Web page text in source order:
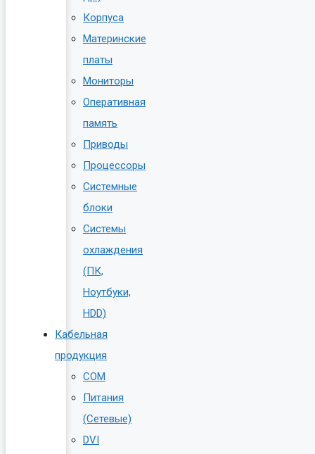
Корпуса
Материнские
платы
Мониторы
Оперативная
память
Приводы
Процессоры
Системные
блоки
Системы
охлаждения
(ПК,
Ноутбуки,
HDD)
Кабельная
продукция
COM
Питания
(Сетевые)
DVI